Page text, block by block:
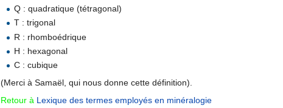
Q : quadratique (tétragonal)
T : trigonal
R : rhomboédrique
H : hexagonal
C : cubique
(Merci à Samaël, qui nous donne cette définition).
Retour à Lexique des termes employés en minéralogie